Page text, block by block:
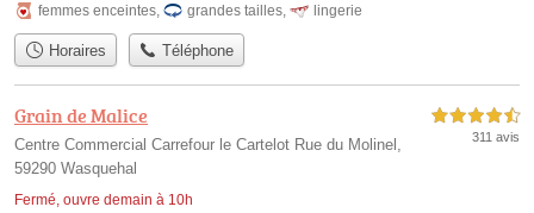
femmes enceintes
grandes tailles lingerie
Horaires Téléphone
Grain de Malice
Centre Commercial Carrefour le Cartelot Rue du Molinel,
59290 Wasquehal
Fermé, ouvre demain à 10h
4,5 étoiles sur 5
311 avis